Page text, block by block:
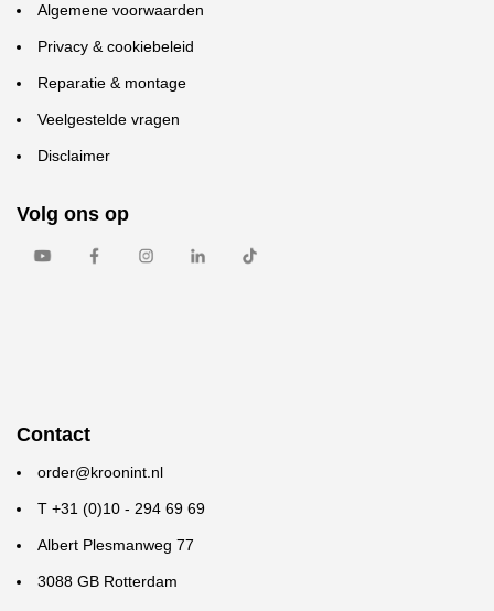
Algemene voorwaarden
Privacy & cookiebeleid
Reparatie & montage
Veelgestelde vragen
Disclaimer
Volg ons op
Contact
order@kroonint.nl
T +31 (0)10 - 294 69 69
Albert Plesmanweg 77
3088 GB Rotterdam